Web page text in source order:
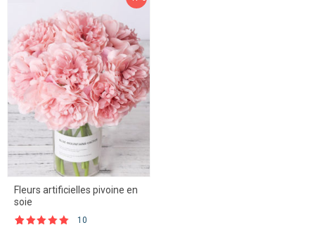
Fleurs artificielles pivoine en
soie
10